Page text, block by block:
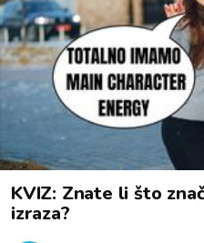
KVIZ: Znate li što
izraza?